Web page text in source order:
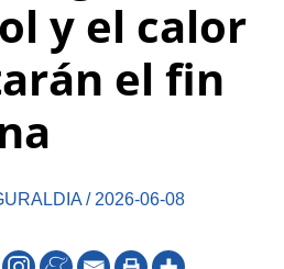
y el calor
el fin
/ 2026-06-08